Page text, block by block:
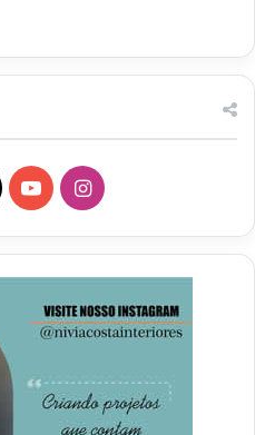
X YouTubeInstagram